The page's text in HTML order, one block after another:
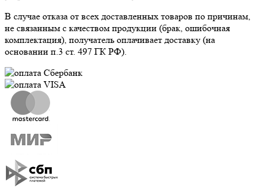
В случае отказа от всех доставленных товаров по причинам,
не связанным с качеством продукции (брак, ошибочная
комплектация), получатель оплачивает доставку (на
основании п.3 ст. 497 ГК РФ).